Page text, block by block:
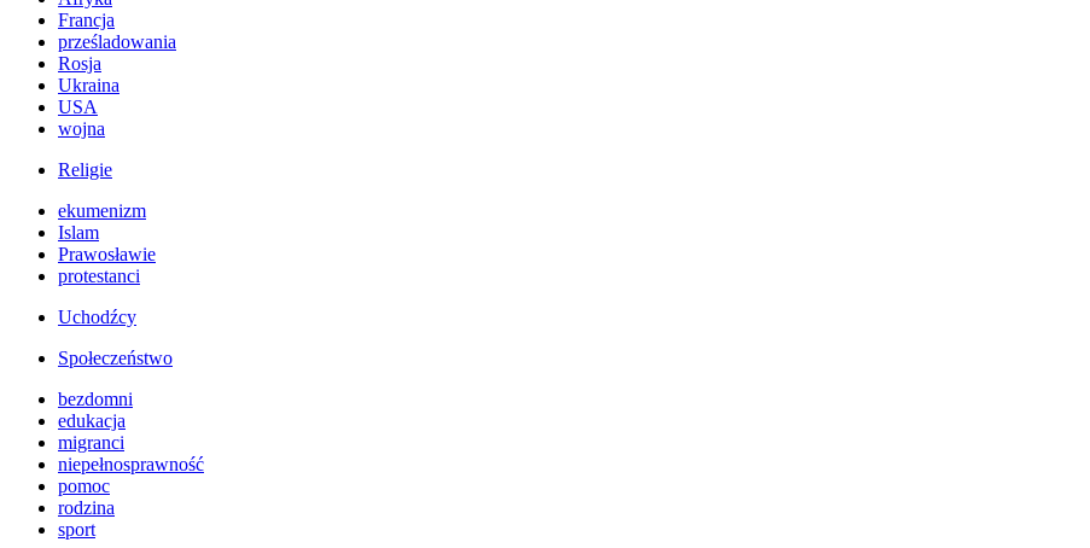
Francja
prześladowania
Rosja
Ukraina
USA
wojna
Religie
ekumenizm
Islam
Prawosławie
protestanci
Uchodźcy
Społeczeństwo
bezdomni
edukacja
migranci
niepełnosprawność
pomoc
rodzina
sport